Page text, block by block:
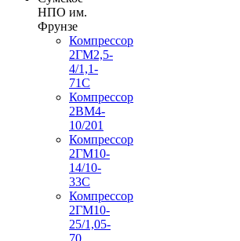
НПО им.
Фрунзе
Компрессор
2ГМ2,5-
4/1,1-
71С
Компрессор
2ВМ4-
10/201
Компрессор
2ГМ10-
14/10-
33С
Компрессор
2ГМ10-
25/1,05-
70